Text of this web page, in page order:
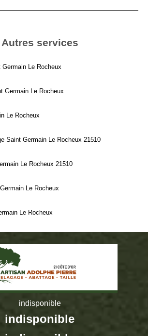
Autres services
Le Rocheux
Germain Le Rocheux
Le Rocheux
Saint Germain Le Rocheux 21510
Le Rocheux 21510
Le Rocheux
Le Rocheux
indisponible
indisponible